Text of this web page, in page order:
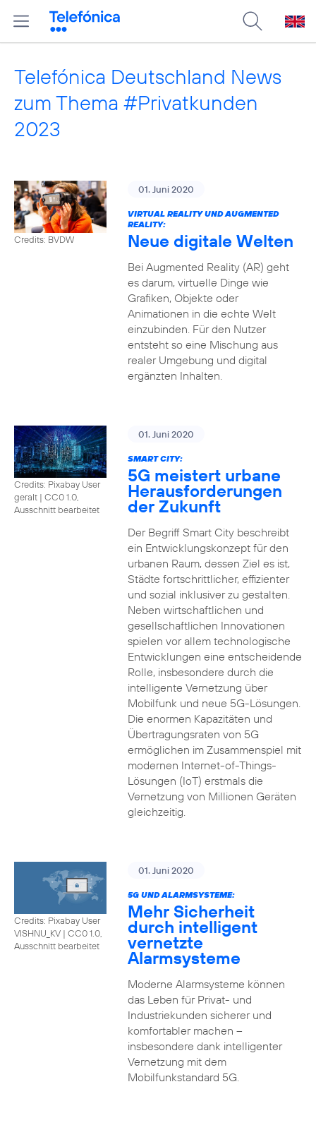
Telefónica Deutschland News
zum Thema #Privatkunden
2023
Credits: BVDW
01. Juni 2020
VIRTUAL REALITY UND AUGMENTED
REALITY:
Neue digitale Welten
Bei Augmented Reality (AR) geht
es darum, virtuelle Dinge wie
Grafiken, Objekte oder
Animationen in die echte Welt
einzubinden. Für den Nutzer
entsteht so eine Mischung aus
realer Umgebung und digital
ergänzten Inhalten.
Credits: Pixabay User
geralt | CC0 1.0,
Ausschnitt bearbeitet
01. Juni 2020
SMART CITY:
5G meistert urbane
Herausforderungen
der Zukunft
Der Begriff Smart City beschreibt
ein Entwicklungskonzept für den
urbanen Raum, dessen Ziel es ist,
Städte fortschrittlicher, effizienter
und sozial inklusiver zu gestalten.
Neben wirtschaftlichen und
gesellschaftlichen Innovationen
spielen vor allem technologische
Entwicklungen eine entscheidende
Rolle, insbesondere durch die
intelligente Vernetzung über
Mobilfunk und neue 5G-Lösungen.
Die enormen Kapazitäten und
Übertragungsraten von 5G
ermöglichen im Zusammenspiel mit
modernen Internet-of-Things-
Lösungen (IoT) erstmals die
Vernetzung von Millionen Geräten
gleichzeitig.
Credits: Pixabay User
VISHNU_KV | CC0 1.0,
Ausschnitt bearbeitet
01. Juni 2020
5G UND ALARMSYSTEME:
Mehr Sicherheit
durch intelligent
vernetzte
Alarmsysteme
Moderne Alarmsysteme können
das Leben für Privat- und
Industriekunden sicherer und
komfortabler machen –
insbesondere dank intelligenter
Vernetzung mit dem
Mobilfunkstandard 5G.